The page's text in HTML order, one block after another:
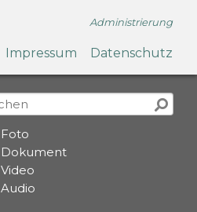
Administrierung
Impressum Datenschutz
Foto
Dokument
Video
Audio